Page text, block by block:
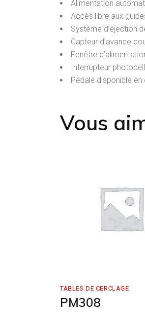
Alimentation
Accès libre aux
Système d’éjection
Capteur d’avance
Fenêtre
Interrupteur
Pédale disponible en
Vous
TABLES DE CERCLAGE
PM308